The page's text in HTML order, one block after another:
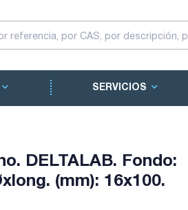
SERVICIOS
DELTALAB. Fondo:
(mm): 16x100.